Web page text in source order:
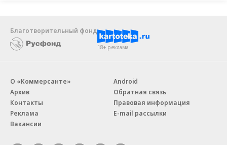
Благотворительный фонд
18+ реклама
О «Коммерсанте»
Архив
Контакты
Реклама
Вакансии
Android
Обратная связь
Правовая информация
E-mail рассылки